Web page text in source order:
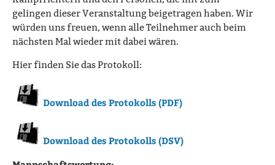
gelingen dieser Veranstaltung beigetragen haben. Wir
würden uns freuen, wenn alle Teilnehmer auch beim
nächsten Mal wieder mit dabei wären.
Hier finden Sie das Protokoll:
Download des Protokolls (PDF)
Download des Protokolls (DSV)